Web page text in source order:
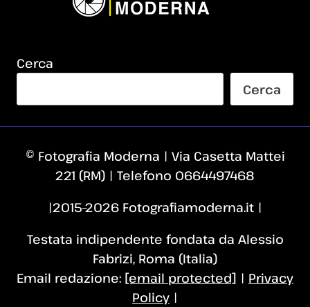
Cerca
Cerca
© Fotografia Moderna | Via Casetta Mattei
221 (RM) | Telefono 0664497468
|2015–2026 Fotografiamoderna.it |
Testata indipendente fondata da Alessio
Fabrizi, Roma (Italia)
Email redazione: [email protected] | Privacy
Policy |